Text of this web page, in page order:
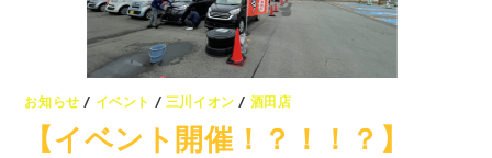
お知らせ / イベント / 三川イオン / 酒田店
【イベント開催！？！！？】